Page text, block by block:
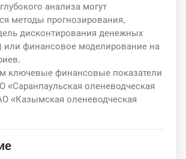
анализа могут
методы прогнозирования,
дисконтирования денежных
или финансовое моделирование на
ключевые финансовые показатели
«Саранпаульская оленеводческая
«Казымская оленеводческая